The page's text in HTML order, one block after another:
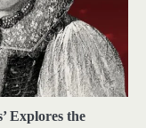
Explores the